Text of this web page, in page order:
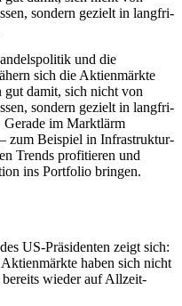
sondern gezielt in langfri­
und die
sich die Aktien­märkte
gut damit, sich nicht von
sondern gezielt in langfri­
Gerade im Markt­lärm
zum Beispiel in Infra­struk­tur­
Trends profi­tieren und
ins Portfolio bringen.
US-Präsi­denten zeigt sich:
haben sich nicht
bereits wieder auf Allzeit­